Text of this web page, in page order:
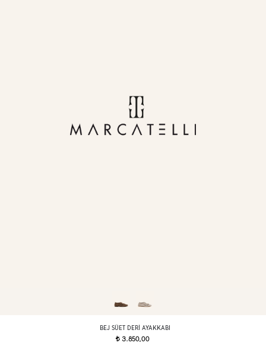
BEJ SÜET DERI AYAKKABI
t3.850,00